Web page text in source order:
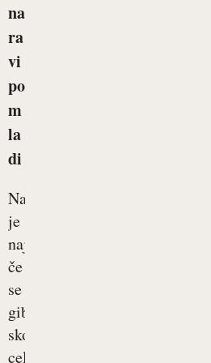
na
ra
vi
po
m
la
di
Najbrž
je
najbolje,
če
se
gibamo
skozi
celo